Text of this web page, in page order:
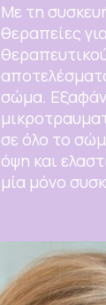
Με τη
θεραπείες
σώμα.
σε όλο το
όψη και
μία μόνο